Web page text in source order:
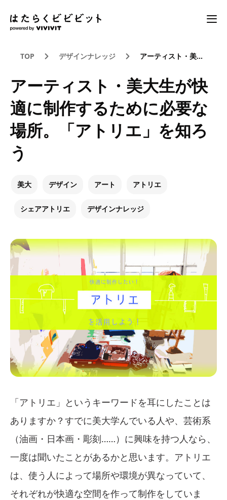
TOP デザインナレッジ アーティスト・美大生が快適に制作するために必要な場所。「アトリエ」を知ろう
アーティスト・美大生が快
適に制作するために必要な
場所。「アトリエ」を知ろ
う
美大 デザイン アート アトリエ
シェアアトリエ デザインナレッジ
「アトリエ」というキーワードを耳にしたことは
ありますか？すでに美大学んでいる人や、芸術系
（油画・日本画・彫刻……）に興味を持つ人なら、
一度は聞いたことがあるかと思います。アトリエ
は、使う人によって場所や環境が異なっていて、
それぞれが快適な空間を作って制作をしていま